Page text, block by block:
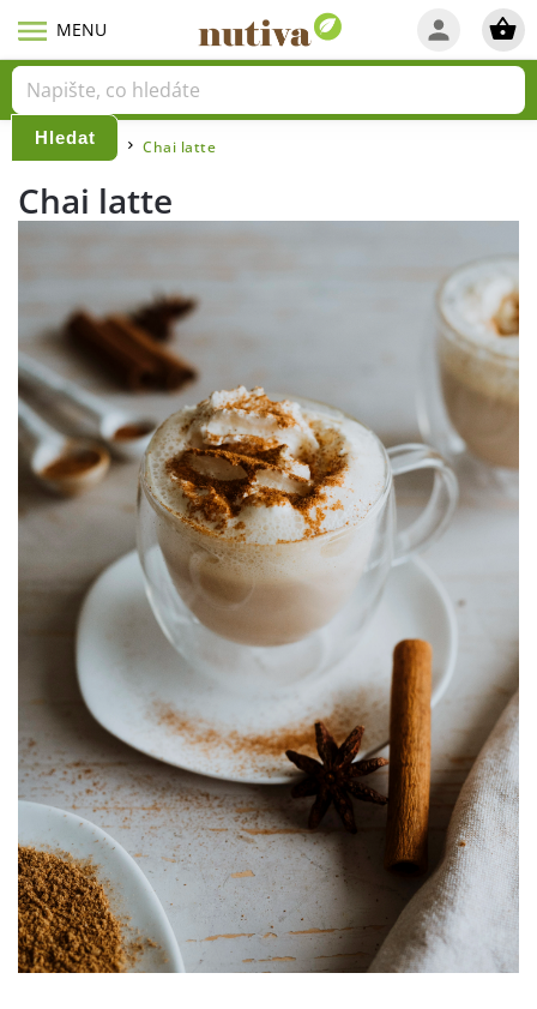
Hledat
Domů / Blog / Chai latte
Chai latte